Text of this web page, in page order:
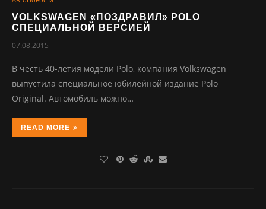
VOLKSWAGEN «ПОЗДРАВИЛ» POLO
СПЕЦИАЛЬНОЙ ВЕРСИЕЙ
07.08.2015
В честь 40-летия модели Polo, компания Volkswagen
выпустила специальное юбилейной издание Polo
Original. Автомобиль можно…
READ MORE